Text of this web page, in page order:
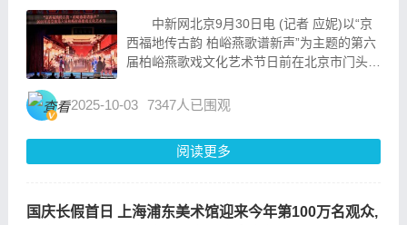
中新网北京9月30日电 (记者 应妮)以“京
西福地传古韵 柏峪燕歌谱新声”为主题的第六
届柏峪燕歌戏文化艺术节日前在北京市门头沟
化艺术节现场。 主办方供图 活动现
2025-10-03 7347人已围观
阅读更多
国庆长假首日 上海浦东美术馆迎来今年第100万名观众,